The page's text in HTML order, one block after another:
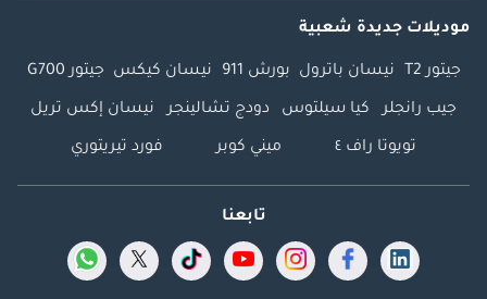
موديلات جديدة شعبية
جيتور T2 نيسان باترول بورش 911 نيسان كيكس جيتور G700
جيب رانجلر كيا سيلتوس دودج تشالينجر نيسان إكس تريل
تويوتا راف ٤ ميني كوبر فورد تيريتوري
تابعنا